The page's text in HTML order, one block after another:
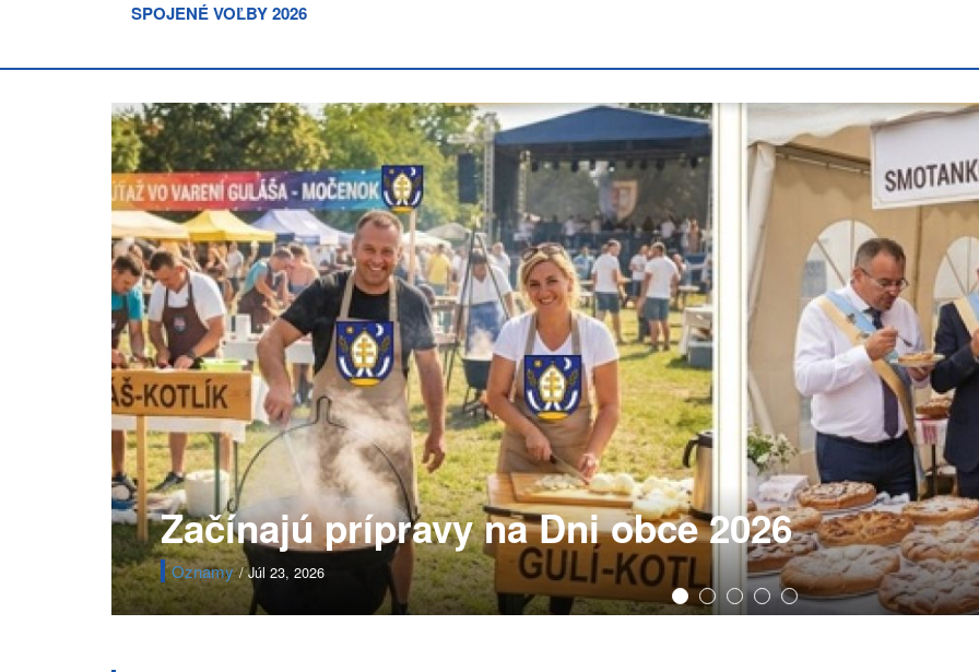
SPOJENÉ VOĽBY 2026
Začínajú prípravy na Dni obce 2026
Oznamy / Júl 23, 2026